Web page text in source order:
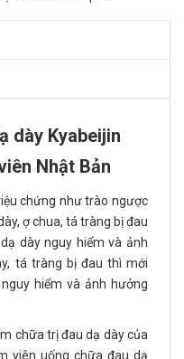
dày Kyabeijin
Nhật Bản
chứng như trào ngược
ợ chua, tá tràng bị đau
dày nguy hiểm và ảnh
tá tràng bị đau thì mới
hiểm và ảnh hưởng
chữa trị đau dạ dày của
viên uống chữa đau dạ